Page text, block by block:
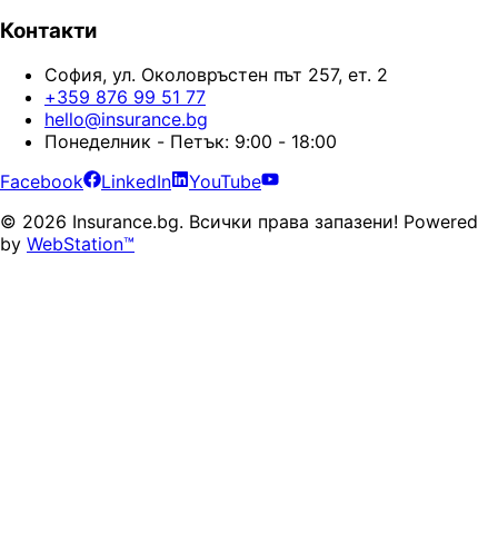
Контакти
София, ул. Околовръстен път 257, ет. 2
+359 876 99 51 77
hello@insurance.bg
Понеделник - Петък: 9:00 - 18:00
Facebook
LinkedIn
YouTube
© 2026 Insurance.bg. Всички права запазени! Powered
by WebStation™